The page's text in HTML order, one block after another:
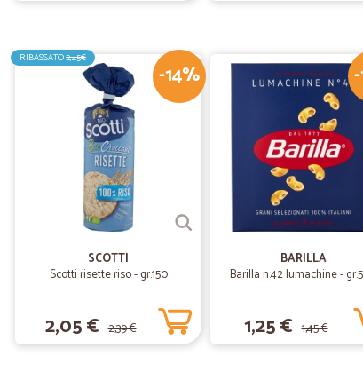
-14%
RIBASSATO2,45€
SCOTTI
Scotti risette riso - gr.150
2,05 € 2,39 €
BARILLA
Barilla n.42 lumachine -
1,25 € 1,45 €